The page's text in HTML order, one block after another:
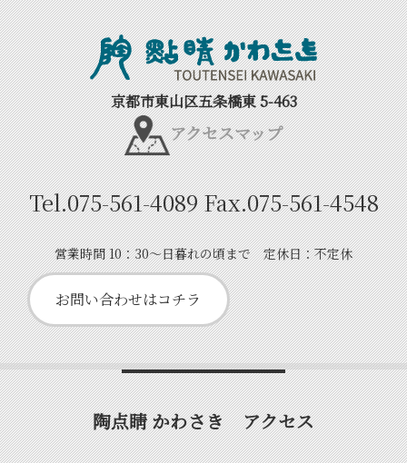
京都市東山区五条橋東 5-463
アクセスマップ
Tel.075-561-4089Fax.075-561-4548
営業時間 10：30～日暮れの頃まで 定休日：不定休
お問い合わせはコチラ
陶点睛 かわさき アクセス